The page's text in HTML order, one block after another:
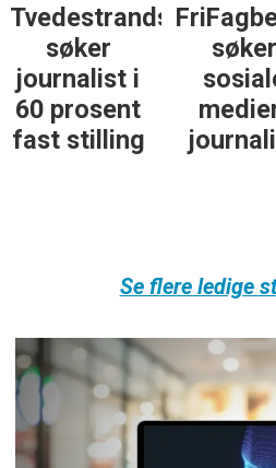
Tvedestrandsposten
søker
journalist i
60 prosent
fast stilling
søker
Se flere ledige